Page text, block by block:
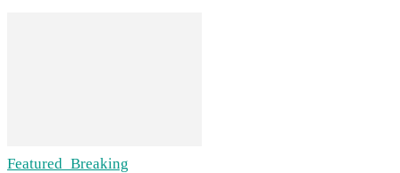
Featured_Breaking